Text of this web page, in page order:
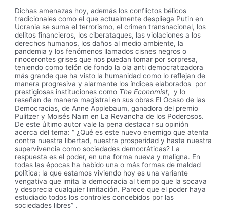
Dichas amenazas hoy, además los conflictos bélicos
tradicionales como el que actualmente despliega Putin en
Ucrania se suma el terrorismo, el crimen transnacional, los
delitos financieros, los ciberataques, las violaciones a los
derechos humanos, los daños al medio ambiente, la
pandemia y los fenómenos llamados cisnes negros o
rinocerontes grises que nos puedan tomar por sorpresa,
teniendo como telón de fondo la ola anti democratizadora
más grande que ha visto la humanidad como lo reflejan de
manera progresiva y alarmante los índices elaborados por
prestigiosas instituciones como The Economist, y lo
reseñan de manera magistral en sus obras El Ocaso de las
Democracias, de Anne Applebaum, ganadora del premio
Pulitzer y Moisés Naim en La Revancha de los Poderosos.
De este último autor vale la pena destacar su opinión
acerca del tema: “ ¿Qué es este nuevo enemigo que atenta
contra nuestra libertad, nuestra prosperidad y hasta nuestra
supervivencia como sociedades democráticas? La
respuesta es el poder, en una forma nueva y maligna. En
todas las épocas ha habido una o más formas de maldad
política; la que estamos viviendo hoy es una variante
vengativa que imita la democracia al tiempo que la socava
y desprecia cualquier limitación. Parece que el poder haya
estudiado todos los controles concebidos por las
sociedades libres” .